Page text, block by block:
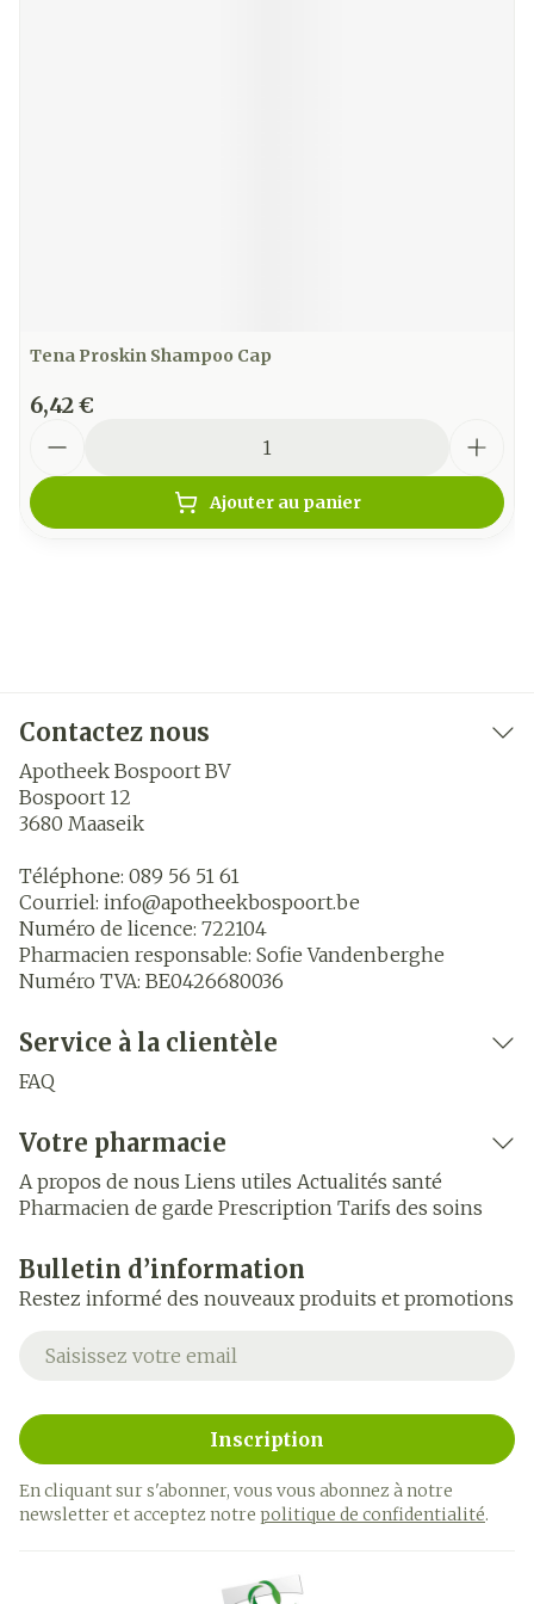
Tena Proskin Shampoo Cap
6,42 €
Ajouter au panier
Contactez nous
Apotheek Bospoort BV
Bospoort 12
3680 Maaseik
Téléphone: 089 56 51 61
Courriel: info@apotheekbospoort.be
Numéro de licence: 722104
Pharmacien responsable: Sofie Vandenberghe
Numéro TVA: BE0426680036
Service à la clientèle
FAQ
Votre pharmacie
A propos de nous Liens utiles Actualités santé
Pharmacien de garde Prescription Tarifs des soins
Bulletin d’information
Restez informé des nouveaux produits et promotions
Adresse mail
Inscription
En cliquant sur s'abonner, vous vous abonnez à notre
newsletter et acceptez notre politique de confidentialité.